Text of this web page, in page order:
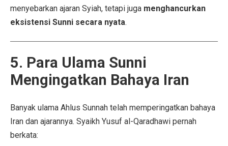
menyebarkan ajaran Syiah, tetapi juga menghancurkan
eksistensi Sunni secara nyata.
5. Para Ulama Sunni
Mengingatkan Bahaya Iran
Banyak ulama Ahlus Sunnah telah memperingatkan bahaya
Iran dan ajarannya. Syaikh Yusuf al-Qaradhawi pernah
berkata: